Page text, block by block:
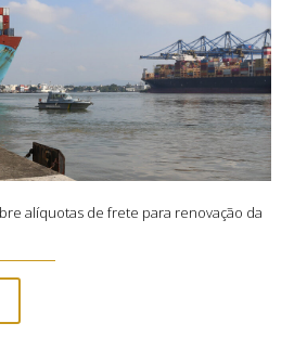
alíquotas de frete para renovação da